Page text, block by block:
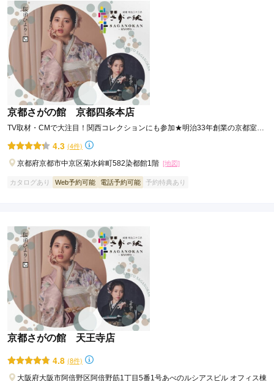
京都さがの館 京都四条本店
TV取材・CMで大注目！関西コレクションにも参加★明治33年創業の京都室町
の老舗呉服店★京都さがの館
4.3 (4件)
京都府京都市中京区菊水鉾町582染都館1階 [地図]
カタログあり Web予約可能 電話予約可能 予約特典あり
京都さがの館 天王寺店
4.8 (8件)
大阪府大阪市阿倍野区阿倍野筋1丁目5番1号あべのルシアスビル オフィス棟